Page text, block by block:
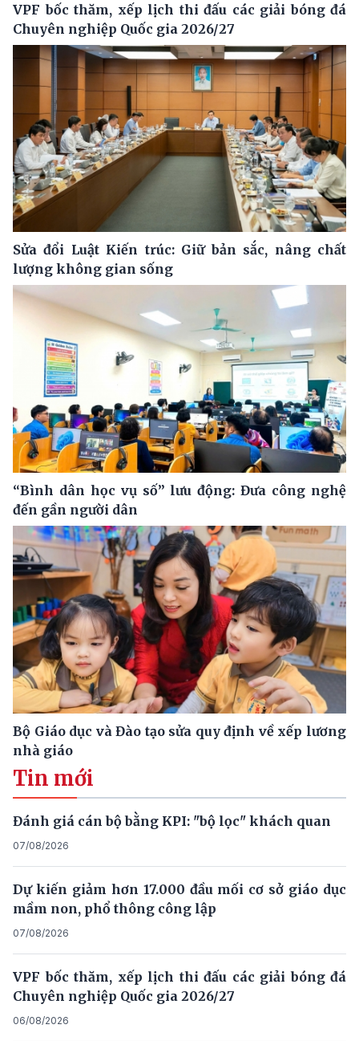
VPF bốc thăm, xếp lịch thi đấu các giải bóng đá
Chuyên nghiệp Quốc gia 2026/27
Sửa đổi Luật Kiến trúc: Giữ bản sắc, nâng chất
lượng không gian sống
“Bình dân học vụ số” lưu động: Đưa công nghệ
đến gần người dân
Bộ Giáo dục và Đào tạo sửa quy định về xếp lương
nhà giáo
Tin mới
Đánh giá cán bộ bằng KPI: "bộ lọc" khách quan
07/08/2026
Dự kiến giảm hơn 17.000 đầu mối cơ sở giáo dục
mầm non, phổ thông công lập
07/08/2026
VPF bốc thăm, xếp lịch thi đấu các giải bóng đá
Chuyên nghiệp Quốc gia 2026/27
06/08/2026